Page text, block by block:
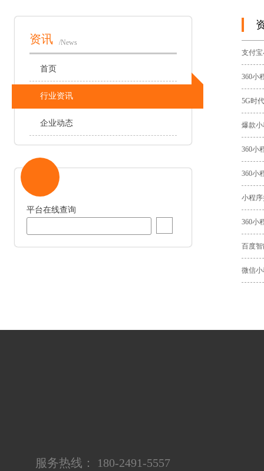
资讯 /News
首页
行业资讯
企业动态
平台在线查询
支付
360小
5G时
爆款
360小
360小
小程
360小
百度
微信
服务热线： 180-2491-5557